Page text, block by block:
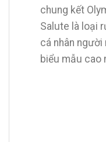
chung kết
Salute là loại
cá nhân
biểu mẫu cao